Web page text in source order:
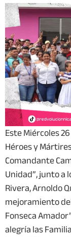
Este Miércoles
Héroes y
Comandante
Unidad”, junto a
Rivera, Arnoldo
mejoramiento
Fonseca
alegría las